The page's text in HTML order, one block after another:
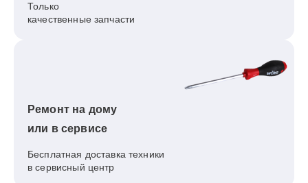
Только
качественные запчасти
Ремонт на дому
или в сервисе
Бесплатная доставка техники
в сервисный центр